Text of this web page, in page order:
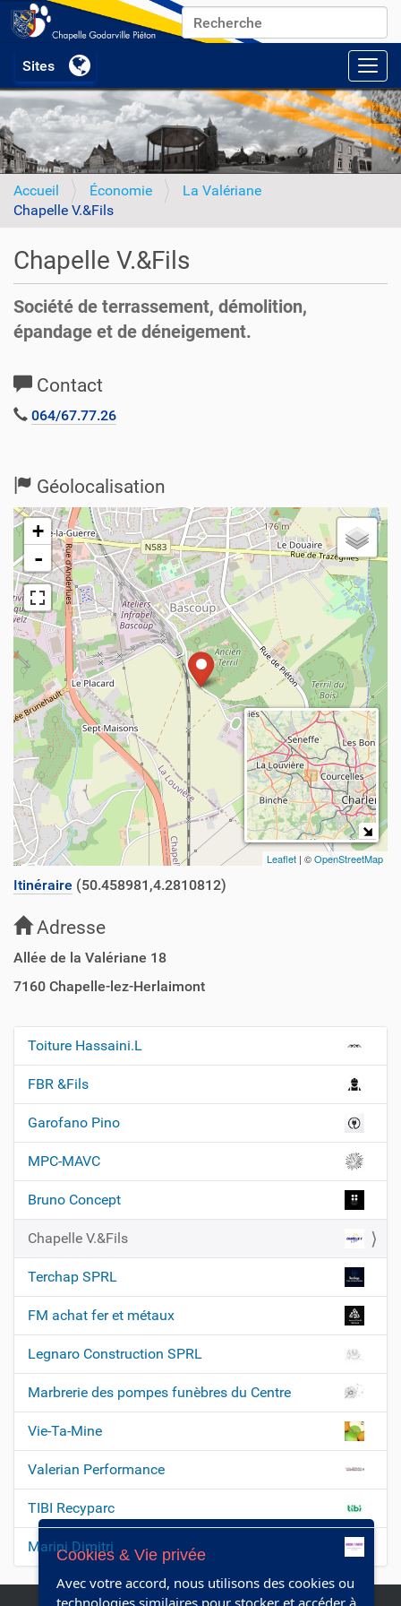
Chercher par
Recherche avancée…
Accueil Économie
La Valériane
Chapelle V.&Fils
Chapelle V.&Fils
Société de terrassement, démolition,
épandage et de déneigement.
Contact
064/67.77.26
Géolocalisation
+
-
Leaflet | ©OpenStreetMap
Itinéraire (50.458981,4.2810812)
Adresse
Allée de la Valériane 18
7160 Chapelle-lez-Herlaimont
N
a
v
i
g
a
t
i
n
Toiture Hassaini.L
FBR &Fils
Garofano Pino
MPC-MAVC
Bruno Concept
Chapelle V.&Fils
Terchap SPRL
FM achat fer et métaux
Legnaro Construction SPRL
Marbrerie des pompes funèbres du Centre
Vie-Ta-Mine
Valerian Performance
TIBI Recyparc
Marini Dimitri
Cookies & Vie privée
Avec votre accord, nous utilisons des cookies ou
technologies similaires pour stocker et accéder à